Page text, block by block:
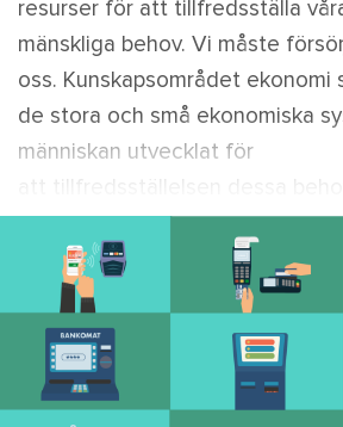
resurser för att tillfredsställa
mänskliga behov. Vi måste
oss. Kunskapsområdet ekonomi
de stora och små ekonomiska
människan utvecklat för